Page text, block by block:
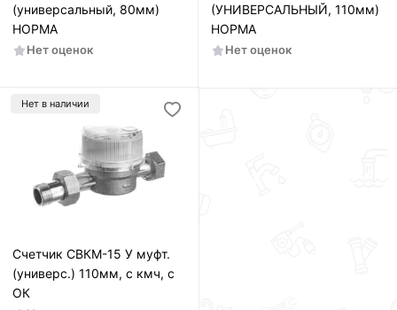
(универсальный, 80мм)
НОРМА
Нет оценок
(УНИВЕРСАЛЬНЫЙ, 110мм)
НОРМА
Нет оценок
Нет в наличии
Счетчик СВКМ-15 У муфт.
(универс.) 110мм, с кмч, с
ОК